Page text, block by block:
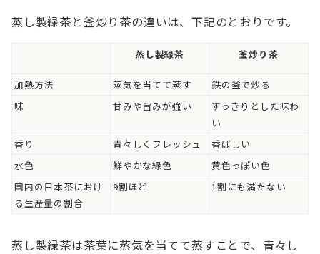
蒸し製緑茶と釜炒り茶の違いは、下記のとおりです。
蒸し製緑茶 釜炒り茶
加熱方法 蒸気を当てて蒸す
鉄の釜で炒る
味
甘みや旨みが強い
すっきりとした味わ
い
香り
青々しくフレッシュ
香ばしい
水色
鮮やかな緑色
黄色っぽい色
国内の日本茶におけ
る生産量の割合
9割ほど 1割にも満たない
蒸し製緑茶は茶葉に蒸気を当てて蒸すことで、青々し